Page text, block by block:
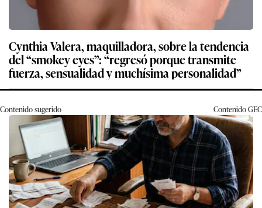
Cynthia Valera, maquilladora, sobre la tendencia
del “smokey eyes”: “regresó porque transmite
fuerza, sensualidad y muchísima personalidad”
Contenido sugerido ContenidoGEC